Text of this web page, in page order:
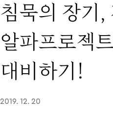
침묵의 장기,
알파프로젝
대비하기!
2019. 12. 20